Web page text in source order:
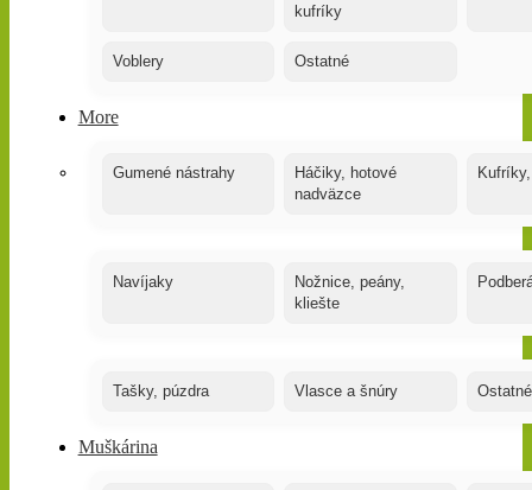
kufríky
Voblery Ostatné
More
Gumené nástrahy
Háčiky, hotové
nadväzce
Navíjaky
Nožnice, peány,
kliešte
Tašky, púzdra Vlasce a šnúry Ostatné
Muškárina